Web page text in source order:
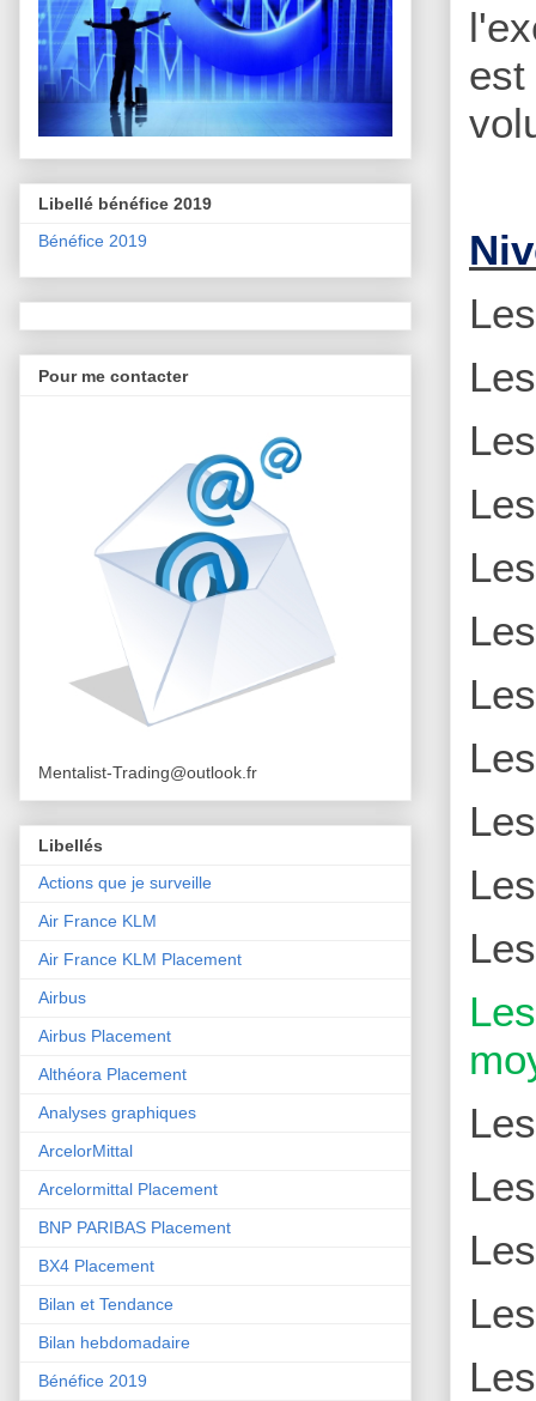
Libellé bénéfice 2019
Bénéfice 2019
Pour me contacter
Mentalist-Trading@outlook.fr
Libellés
Actions que je surveille
Air France KLM
Air France KLM Placement
Airbus
Airbus Placement
Althéora Placement
Analyses graphiques
ArcelorMittal
Arcelormittal Placement
BNP PARIBAS Placement
BX4 Placement
Bilan et Tendance
Bilan hebdomadaire
Bénéfice 2019